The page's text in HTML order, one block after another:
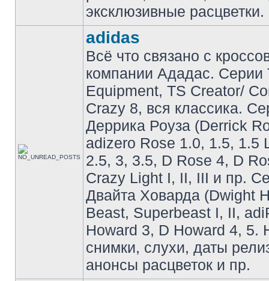
эксклюзивные расцветки.
adidas
Всё что связано с
компании Ададас. Серии
Equipment, TS Creator/
Crazy 8, вся классика.
Деррика Роуза (Derrick
adizero Rose 1.0, 1.5, 1.5
2.5, 3, 3.5, D Rose 4, D
Crazy Light I, II, III и пр.
Двайта Ховарда (Dwight
Beast, Superbeast I, II,
Howard 3, D Howard 4, 5.
снимки, слухи, даты
анонсы расцветок и пр.